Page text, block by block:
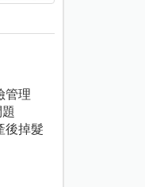
管理
後掉髮